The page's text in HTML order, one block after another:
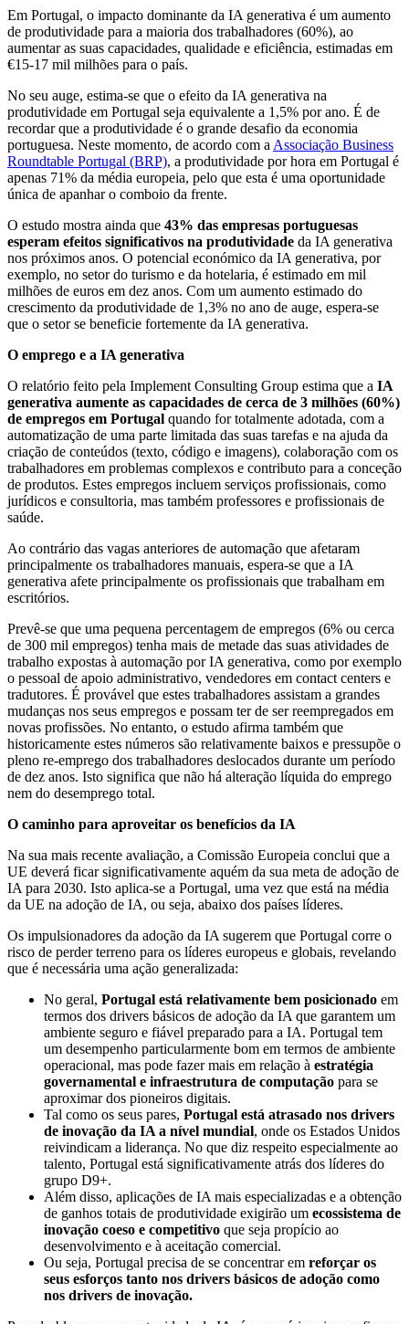
Em Portugal, o impacto dominante da IA ​​​​generativa é um aumento
de produtividade para a maioria dos trabalhadores (60%), ao
aumentar as suas capacidades, qualidade e eficiência, estimadas em
€15-17 mil milhões para o país.
No seu auge, estima-se que o efeito da IA ​​​​generativa na
produtividade em Portugal seja equivalente a 1,5% por ano. É de
recordar que a produtividade é o grande desafio da economia
portuguesa. Neste momento, de acordo com aAssociação Business
Roundtable Portugal (BRP), a produtividade por hora em Portugal é
apenas 71% da média europeia, pelo que esta é uma oportunidade
única de apanhar o comboio da frente.
O estudo mostra ainda que 43% das empresas portuguesas
esperam efeitos significativos na produtividade da IA ​​​​generativa
nos próximos anos. O potencial económico da IA ​​​​generativa, por
exemplo, no setor do turismo e da hotelaria, é estimado em mil
milhões de euros em dez anos. Com um aumento estimado do
crescimento da produtividade de 1,3% no ano de auge, espera-se
que o setor se beneficie fortemente da IA ​​generativa.
O emprego e a IA generativa
O relatório feito pela Implement Consulting Group estima que a IA
generativa aumente as capacidades de cerca de 3 milhões (60%)
de empregos em Portugal quando for totalmente adotada, com a
automatização de uma parte limitada das suas tarefas e na ajuda da
criação de conteúdos (texto, código e imagens), colaboração com os
trabalhadores em problemas complexos e contributo para a conceção
de produtos. Estes empregos incluem serviços profissionais, como
jurídicos e consultoria, mas também professores e profissionais de
saúde.
Ao contrário das vagas anteriores de automação que afetaram
principalmente os trabalhadores manuais, espera-se que a IA
generativa afete principalmente os profissionais que trabalham em
escritórios.
Prevê-se que uma pequena percentagem de empregos (6% ou cerca
de 300 mil empregos) tenha mais de metade das suas atividades de
trabalho expostas à automação por IA generativa, como por exemplo
o pessoal de apoio administrativo, vendedores em contact centers e
tradutores. É provável que estes trabalhadores assistam a grandes
mudanças nos seus empregos e possam ter de ser reempregados em
novas profissões. No entanto, o estudo afirma também que
historicamente estes números são relativamente baixos e pressupõe o
pleno re-emprego dos trabalhadores deslocados durante um período
de dez anos. Isto significa que não há alteração líquida do emprego
nem do desemprego total.
O caminho para aproveitar os benefícios da IA
Na sua mais recente avaliação, a Comissão Europeia conclui que a
UE deverá ficar significativamente aquém da sua meta de adoção de
IA para 2030. Isto aplica-se a Portugal, uma vez que está na média
da UE na adoção de IA, ou seja, abaixo dos países líderes.
Os impulsionadores da adoção da IA ​​sugerem que Portugal corre o
risco de perder terreno para os líderes europeus e globais, revelando
que é necessária uma ação generalizada:
No geral, Portugal está relativamente bem posicionado em
termos dos drivers básicos de adoção da IA ​​​​que garantem um
ambiente seguro e fiável preparado para a IA. Portugal tem
um desempenho particularmente bom em termos de ambiente
operacional, mas pode fazer mais em relação à estratégia
governamental e infraestrutura de computação para se
aproximar dos pioneiros digitais.
Tal como os seus pares, Portugal está atrasado nos drivers
de inovação da IA ​​​​a nível mundial, onde os Estados Unidos
reivindicam a liderança. No que diz respeito especialmente ao
talento, Portugal está significativamente atrás dos líderes do
grupo D9+.
Além disso, aplicações de IA mais especializadas e a obtenção
de ganhos totais de produtividade exigirão um ecossistema de
inovação coeso e competitivo que seja propício ao
desenvolvimento e à aceitação comercial.
Ou seja, Portugal precisa de se concentrar em reforçar os
seus esforços tanto nos drivers básicos de adoção como
nos drivers de inovação.